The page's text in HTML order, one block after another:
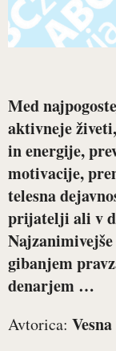
Med
aktivneje
in energije,
motivacije,
telesna
prijatelji ali v
gibanjem
denarjem …
Avtorica: